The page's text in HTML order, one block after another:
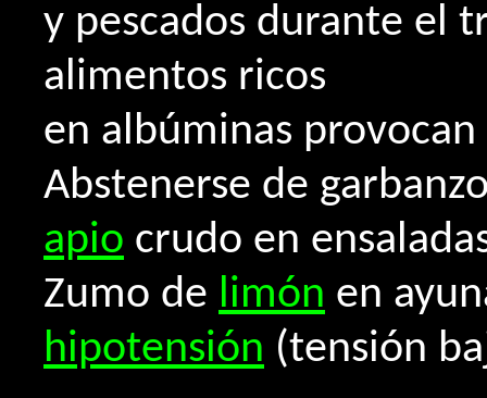
y pescados durante el
alimentos ricos
en albúminas
Abstenerse de
apio crudo en
Zumo de limón en
hipotensión (tensión